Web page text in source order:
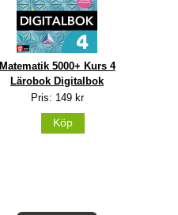
Matematik 5000+ Kurs 4
Lärobok Digitalbok
Pris: 149 kr
Köp